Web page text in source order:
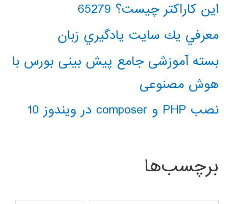
این کاراکتر چیست؟ 65279
معرفي يك سايت يادگيري زبان
بسته آموزشی جامع پیش بینی بورس با
هوش مصنوعی
نصب PHP و composer در ویندوز 10
برچسب‌ها